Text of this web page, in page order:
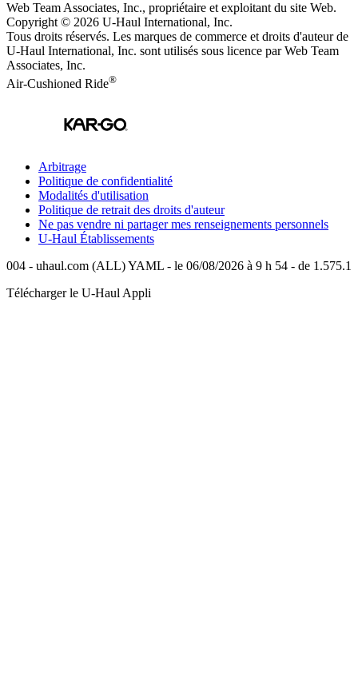
Web Team Associates, Inc., propriétaire et exploitant du site Web.
Copyright © 2026 U-Haul International, Inc.
Tous droits réservés. Les marques de commerce et droits d'auteur de
U-Haul International, Inc. sont utilisés sous licence par Web Team
Associates, Inc.
Air-Cushioned Ride®
Arbitrage
Politique de confidentialité
Modalités d'utilisation
Politique de retrait des droits d'auteur
Ne pas vendre ni partager mes renseignements personnels
U-Haul Établissements
004 - uhaul.com (ALL) YAML - le 06/08/2026 à 9 h 54 - de 1.575.1
Télécharger le U-Haul Appli